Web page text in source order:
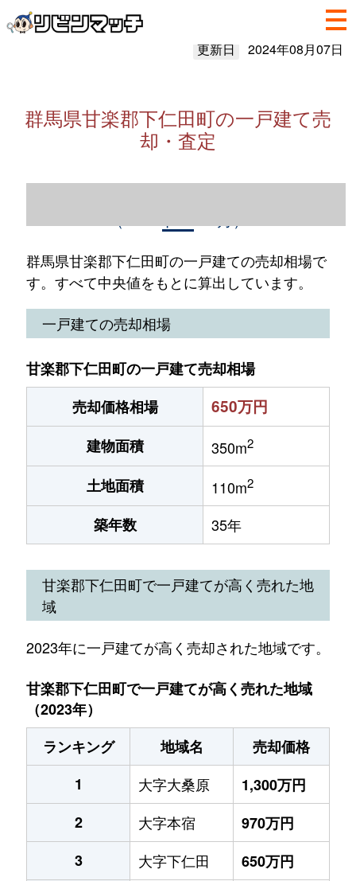
更新日 2024年08月07日
群馬県甘楽郡下仁田町の一戸建て売
却・査定
群馬県甘楽郡下仁田町の一戸建ての売却相場で
す。すべて中央値をもとに算出しています。
一戸建ての売却相場
甘楽郡下仁田町の一戸建て売却相場
売却価格相場
650万円
建物面積 350m2
土地面積 110m2
築年数 35年
甘楽郡下仁田町で一戸建てが高く売れた地
域
2023年に一戸建てが高く売却された地域です。
甘楽郡下仁田町で一戸建てが高く売れた地域
（2023年）
ランキング
地域名
売却価格
1
大字大桑原
1,300万円
2
大字本宿
970万円
3
大字下仁田
650万円